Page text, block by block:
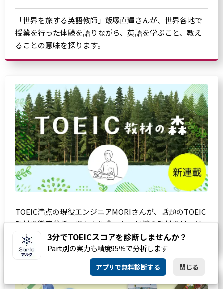
「世界を旅する英語教師」飯塚直輝さんが、世界各地で
授業を行った体験を語りながら、英語を学ぶこと、教え
ることの意味を探ります。
TOEIC満点の現役エンジニアMORIさんが、話題のTOEIC
教材を徹底分析。あなたに合った、最適の教材を見つけ
るお手伝いをします。
3分でTOEICスコアを診断しませんか？
Part別の実力も精度95％で分析します
アプリで無料診断する 閉じる